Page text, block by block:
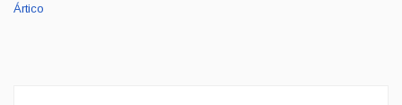
Ártico